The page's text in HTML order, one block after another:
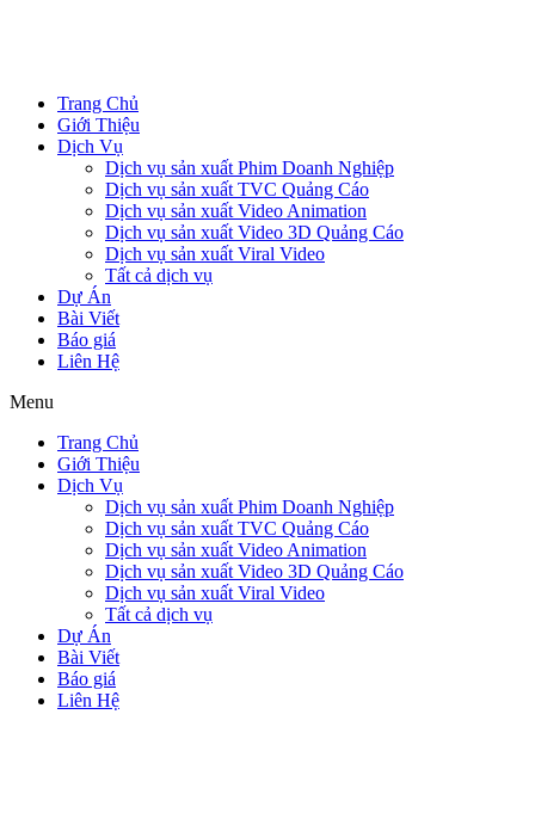
Trang Chủ
Giới Thiệu
Dịch Vụ
Dịch vụ sản xuất Phim Doanh Nghiệp
Dịch vụ sản xuất TVC Quảng Cáo
Dịch vụ sản xuất Video Animation
Dịch vụ sản xuất Video 3D Quảng Cáo
Dịch vụ sản xuất Viral Video
Tất cả dịch vụ
Dự Án
Bài Viết
Báo giá
Liên Hệ
Menu
Trang Chủ
Giới Thiệu
Dịch Vụ
Dịch vụ sản xuất Phim Doanh Nghiệp
Dịch vụ sản xuất TVC Quảng Cáo
Dịch vụ sản xuất Video Animation
Dịch vụ sản xuất Video 3D Quảng Cáo
Dịch vụ sản xuất Viral Video
Tất cả dịch vụ
Dự Án
Bài Viết
Báo giá
Liên Hệ